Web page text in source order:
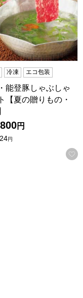
に登録する
冷凍 エコ包装
能登豚しゃぶしゃ
【夏の贈りもの・
円
円
元】[W-52]